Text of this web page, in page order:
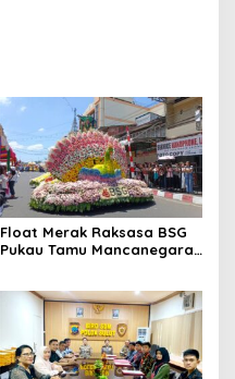
Float Merak Raksasa BSG
Pukau Tamu Mancanegara,